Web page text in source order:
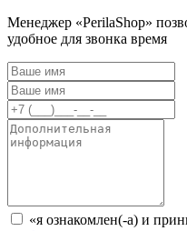
Менеджер «PerilaShop»
удобное для звонка время
«я ознакомлен(-а) и